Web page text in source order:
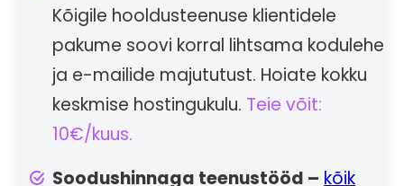
Kõigile hooldusteenuse klientidele
pakume soovi korral lihtsama kodulehe
ja e-mailide majututust. Hoiate kokku
keskmise hostingukulu. Teie võit:
10€/kuus.
Soodushinnaga teenustööd – kõik